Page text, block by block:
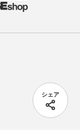
シェア